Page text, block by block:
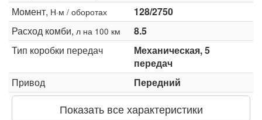
Момент, Н·м / оборотах
128/2750
Расход комби, л на 100 км
8.5
Тип коробки передач
Механическая, 5
передач
Привод
Передний
Показать все характеристики